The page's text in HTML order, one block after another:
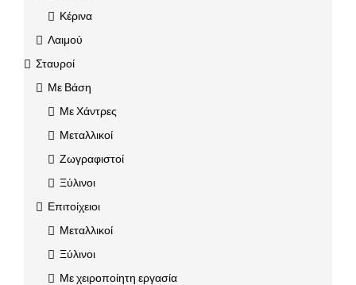
Κέρινα
Λαιμού
Σταυροί
Με Βάση
Με Χάντρες
Μεταλλικοί
Ζωγραφιστοί
Ξύλινοι
Επιτοίχειοι
Μεταλλικοί
Ξύλινοι
Με χειροποίητη εργασία